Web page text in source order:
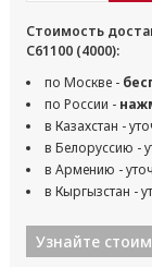
Стоимость
С61100 (4000):
по Москве -
по России -
в Казахстан -
в Белоруссию -
в Армению -
в Кыргызстан -
Узнайте